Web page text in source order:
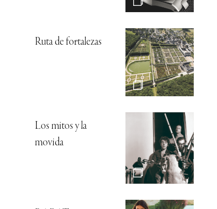
Ruta de fortalezas
Los mitos y la
movida